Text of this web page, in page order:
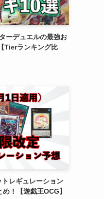
ーデュエルの最強お
Tierランキング比
トレギュレーション
！【遊戯王OCG】